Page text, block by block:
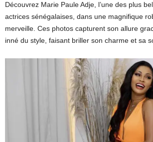
Découvrez Marie Paule Adje, l’une des plus
actrices sénégalaises, dans une magnifique
merveille. Ces photos capturent son allure
inné du style, faisant briller son charme et sa